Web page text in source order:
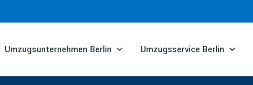
Umzugsunternehmen Berlin Umzugsservice Berlin